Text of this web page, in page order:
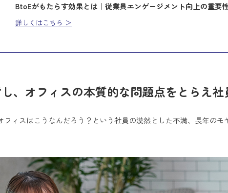
BtoEがもたらす効果とは｜従業員エンゲージメント向上の重要
詳しくはこちら ＞
、オフィスの本質的な問題点をとらえ社
ィスはこうなんだろう？という社員の漠然とした不満、長年のモ